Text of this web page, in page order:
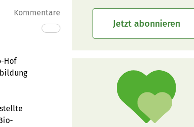
Kommentare
Hof
Jetzt abonnieren